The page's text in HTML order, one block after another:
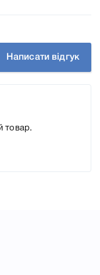
Black/Light Gray
список
вибору.
Написати відгук
товар.